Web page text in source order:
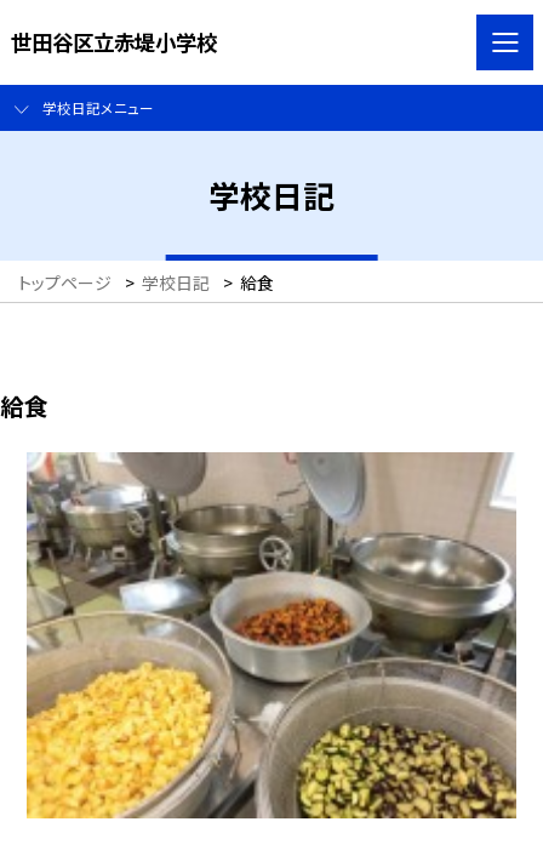
世田谷区立赤堤小学校
学校日記メニュー
学校日記
トップページ > 学校日記 > 給食
給食